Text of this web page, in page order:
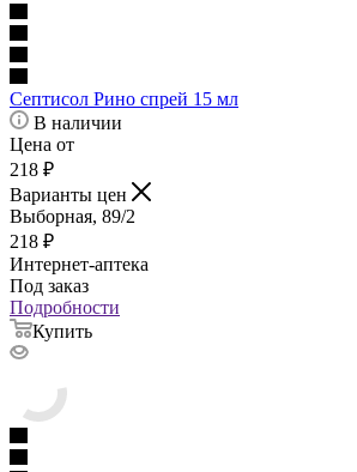
Септисол Рино спрей 15 мл
В наличии
Цена от
218 ₽
Варианты цен
Выборная, 89/2
218 ₽
Интернет-аптека
Под заказ
Подробности
Купить